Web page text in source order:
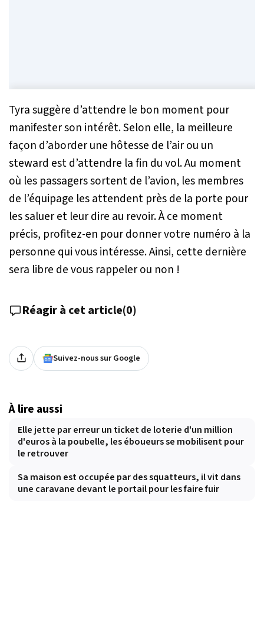
Tyra suggère d’attendre le bon moment pour
manifester son intérêt. Selon elle, la meilleure
façon d’aborder une hôtesse de l’air ou un
steward est d’attendre la fin du vol. Au moment
où les passagers sortent de l’avion, les membres
de l’équipage les attendent près de la porte pour
les saluer et leur dire au revoir. À ce moment
précis, profitez-en pour donner votre numéro à la
personne qui vous intéresse. Ainsi, cette dernière
sera libre de vous rappeler ou non !
Réagir à cet article(0)
Suivez-nous sur Google
À lire aussi
Elle jette par erreur un ticket de loterie d'un million
d'euros à la poubelle, les éboueurs se mobilisent pour
le retrouver
Sa maison est occupée par des squatteurs, il vit dans
une caravane devant le portail pour les faire fuir